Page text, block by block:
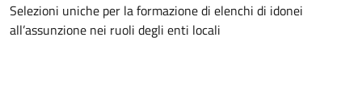
Selezioni uniche per la formazione di elenchi di idonei
all’assunzione nei ruoli degli enti locali